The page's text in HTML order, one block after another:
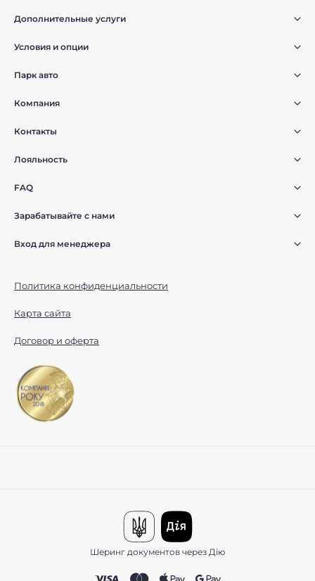
Дополнительные услуги
Условия и опции
Парк авто
Компания
Контакты
Лояльность
FAQ
Зарабатывайте с нами
Вход для менеджера
Политика конфиденциальности
Карта сайта
Договор и оферта
Шеринг документов через Дію